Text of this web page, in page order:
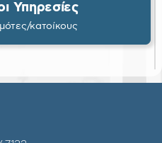
Υπηρεσίες
κατοίκους